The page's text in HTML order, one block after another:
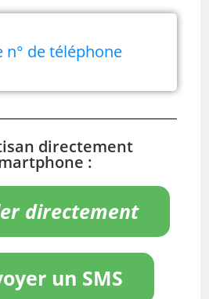
n° de téléphone
directement
:
directement
un SMS